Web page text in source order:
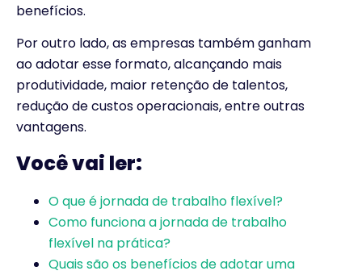
benefícios.
Por outro lado, as empresas também ganham
ao adotar esse formato, alcançando mais
produtividade, maior retenção de talentos,
redução de custos operacionais, entre outras
vantagens.
Você vai ler:
O que é jornada de trabalho flexível?​
Como funciona a jornada de trabalho
flexível na prática?
Quais são os benefícios de adotar uma